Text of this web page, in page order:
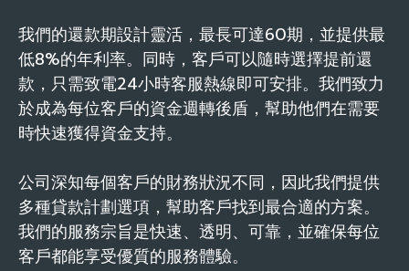
我們的還款期設計靈活，最長可達60期，並提供最
低8%的年利率。同時，客戶可以隨時選擇提前還
款，只需致電24小時客服熱線即可安排。我們致力
於成為每位客戶的資金週轉後盾，幫助他們在需要
時快速獲得資金支持。
公司深知每個客戶的財務狀況不同，因此我們提供
多種貸款計劃選項，幫助客戶找到最合適的方案。
我們的服務宗旨是快速、透明、可靠，並確保每位
客戶都能享受優質的服務體驗。